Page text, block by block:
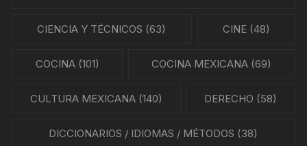
CIENCIA Y TÉCNICOS (63) CINE(48)
COCINA(101) COCINA MEXICANA (69)
CULTURA MEXICANA(140) DERECHO (58)
DICCIONARIOS / IDIOMAS / MÉTODOS (38)